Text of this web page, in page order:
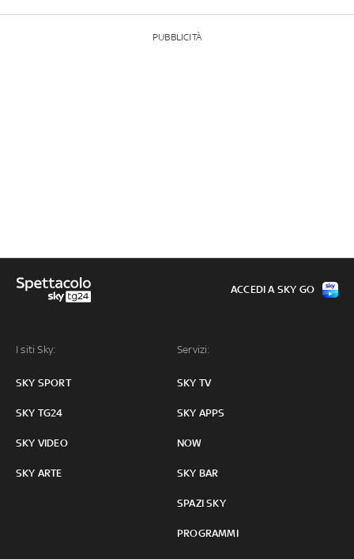
PUBBLICITÀ
I siti Sky:
SKY SPORT
SKY TG24
SKY VIDEO
SKY ARTE
Servizi:
SKY TV
SKY APPS
NOW
SKY BAR
SPAZI SKY
PROGRAMMI
ACCEDI A SKY GO